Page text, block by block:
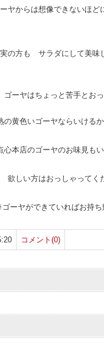
ヤからは想像できないほど
の方も サラダにして美味
ゴーヤはちょっと苦手とお
の黄色いゴーヤならいける
心本店のゴーヤのお味見も
欲しい方はおっしゃってく
ーヤができていればお持
コメント(0)